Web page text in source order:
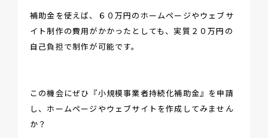
補助金を使えば、６０万円のホームページやウェブサ
イト制作の費用がかかったとしても、実質２０万円の
自己負担で制作が可能です。
この機会にぜひ『小規模事業者持続化補助金』を申請
し、ホームページやウェブサイトを作成してみません
か？